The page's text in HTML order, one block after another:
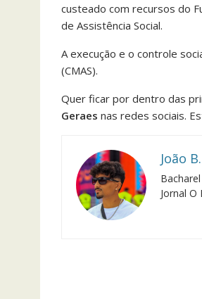
custeado com recursos do
de Assistência Social.
A execução e o controle
(CMAS).
Quer ficar por dentro das
Geraes nas redes sociais.
João
Jornal